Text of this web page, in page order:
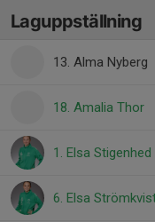
Laguppställning
13. Alma Nyberg
18. Amalia Thor
1. Elsa Stigenhed
6. Elsa